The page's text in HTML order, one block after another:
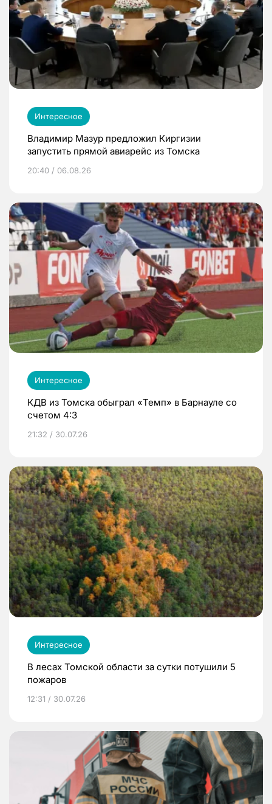
Интересное
Владимир Мазур предложил Киргизии
запустить прямой авиарейс из Томска
20:40 / 06.08.26
Интересное
КДВ из Томска обыграл «Темп» в Барнауле со
счетом 4:3
21:32 / 30.07.26
Интересное
В лесах Томской области за сутки потушили 5
пожаров
12:31 / 30.07.26